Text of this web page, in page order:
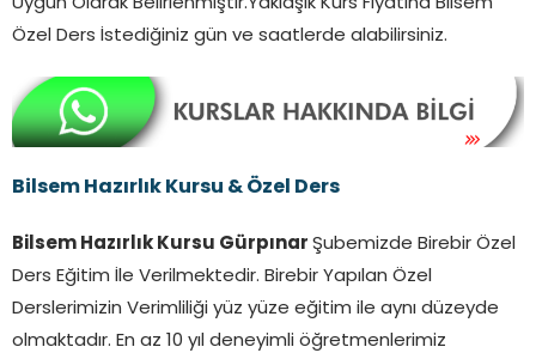
Uygun Olarak Belirlenmiştir.Yaklaşık Kurs Fiyatına Bilsem
Özel Ders İstediğiniz gün ve saatlerde alabilirsiniz.
Bilsem Hazırlık Kursu & Özel Ders
Bilsem Hazırlık Kursu Gürpınar Şubemizde Birebir Özel
Ders Eğitim İle Verilmektedir. Birebir Yapılan Özel
Derslerimizin Verimliliği yüz yüze eğitim ile aynı düzeyde
olmaktadır. En az 10 yıl deneyimli öğretmenlerimiz